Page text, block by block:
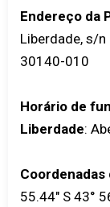
Endereço da
Liberdade, s/n
30140-010
Horário de
Liberdade:
Coordenadas
55.44" S 43°